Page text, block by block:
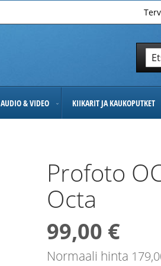
Hae
AUDIO & VIDEO KIIKARIT JA KAUKOPUTKET
Profoto
Octa
Alennushinta
99,00 €
Normaali hinta